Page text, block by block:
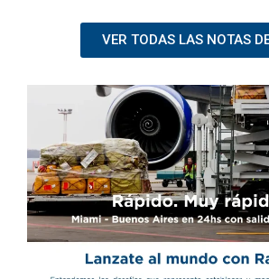
VER TODAS LAS NOTAS